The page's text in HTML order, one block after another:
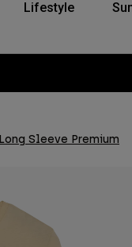
Lifestyle
Sleeve Premium